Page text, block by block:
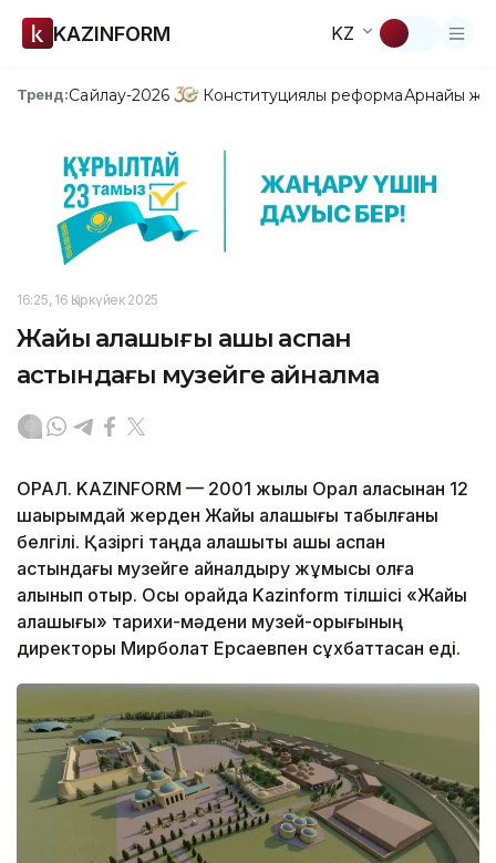
KAZINFORM KZ
Тренд:Сайлау-2026 Конституциялық реформаАрнайы
16:25, 16 Қыркүйек 2025
Жайық қалашығы ашық аспан
астындағы музейге айналмақ
ОРАЛ. KAZINFORM — 2001 жылы Орал қаласынан 12
шақырымдай жерден Жайық қалашығы табылғаны
белгілі. Қазіргі таңда қалашықты ашық аспан
астындағы музейге айналдыру жұмысы қолға
алынып отыр. Осы орайда Kazinform тілшісі «Жайық
қалашығы» тарихи-мәдени музей-қорығының
директоры Мирболат Ерсаевпен сұхбаттасқан еді.